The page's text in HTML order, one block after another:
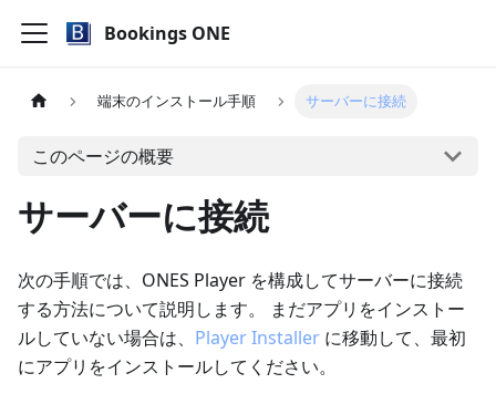
Bookings ONE
端末のインストール手順 サーバーに接続
このページの概要
サーバーに接続
次の手順では、ONES Player を構成してサーバーに接続
する方法について説明します。 まだアプリをインストー
ルしていない場合は、 Player Installer に移動して、最初
にアプリをインストールしてください。